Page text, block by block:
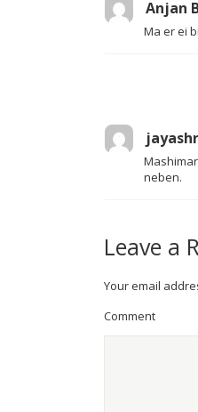
Anjan
Ma er ei
neben.
Leave a
Your email
Comment